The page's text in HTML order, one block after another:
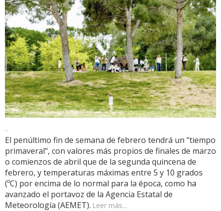
..
El penúltimo fin de semana de febrero tendrá un "tiempo
primaveral", con valores más propios de finales de marzo
o comienzos de abril que de la segunda quincena de
febrero, y temperaturas máximas entre 5 y 10 grados
(ºC) por encima de lo normal para la época, como ha
avanzado el portavoz de la Agencia Estatal de
Meteorología (AEMET). Leer más...